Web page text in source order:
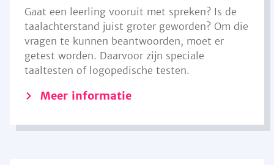
Gaat een leerling vooruit met spreken? Is de
taalachterstand juist groter geworden? Om die
vragen te kunnen beantwoorden, moet er
getest worden. Daarvoor zijn speciale
taaltesten of logopedische testen.
Meer informatie